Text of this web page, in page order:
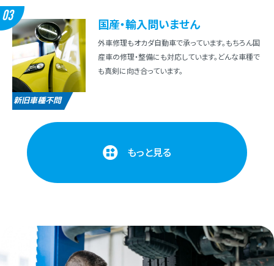
03
新旧車種不問
国産・輸⼊問いません
外⾞修理もオカダ⾃動⾞で承っています。もちろん国
産⾞の修理・整備にも対応しています。どんな⾞種で
も真剣に向き合っています。
もっと見る